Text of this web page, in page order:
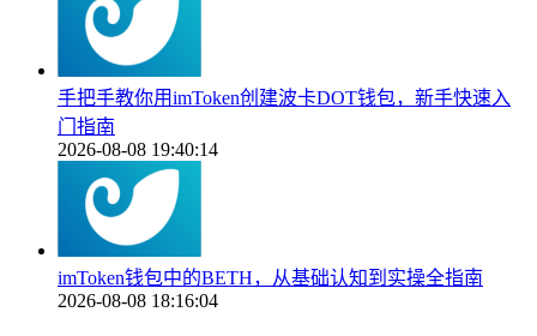
手把手教你用imToken创建波卡DOT钱包，新手快速入
门指南
2026-08-08 19:40:14
imToken钱包中的BETH，从基础认知到实操全指南
2026-08-08 18:16:04